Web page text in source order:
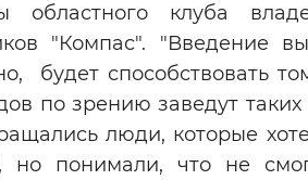
областного клуба
"Компас". "Введение
будет способствовать
по зрению заведут таких
люди, которые
но понимали, что не